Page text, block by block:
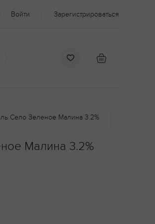
Войти Зарегистрироваться
Село Зеленое Малина 3.2%
Малина 3.2%